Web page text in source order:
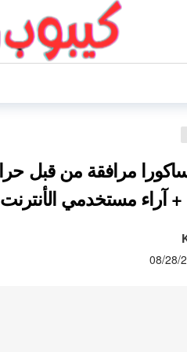
+ آراء مستخدمي الأنترنت
08/28/